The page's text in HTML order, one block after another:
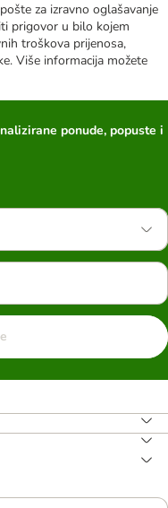
za izravno oglašavanje
prigovor u bilo kojem
troškova prijenosa,
Više informacija možete
ponude, popuste i